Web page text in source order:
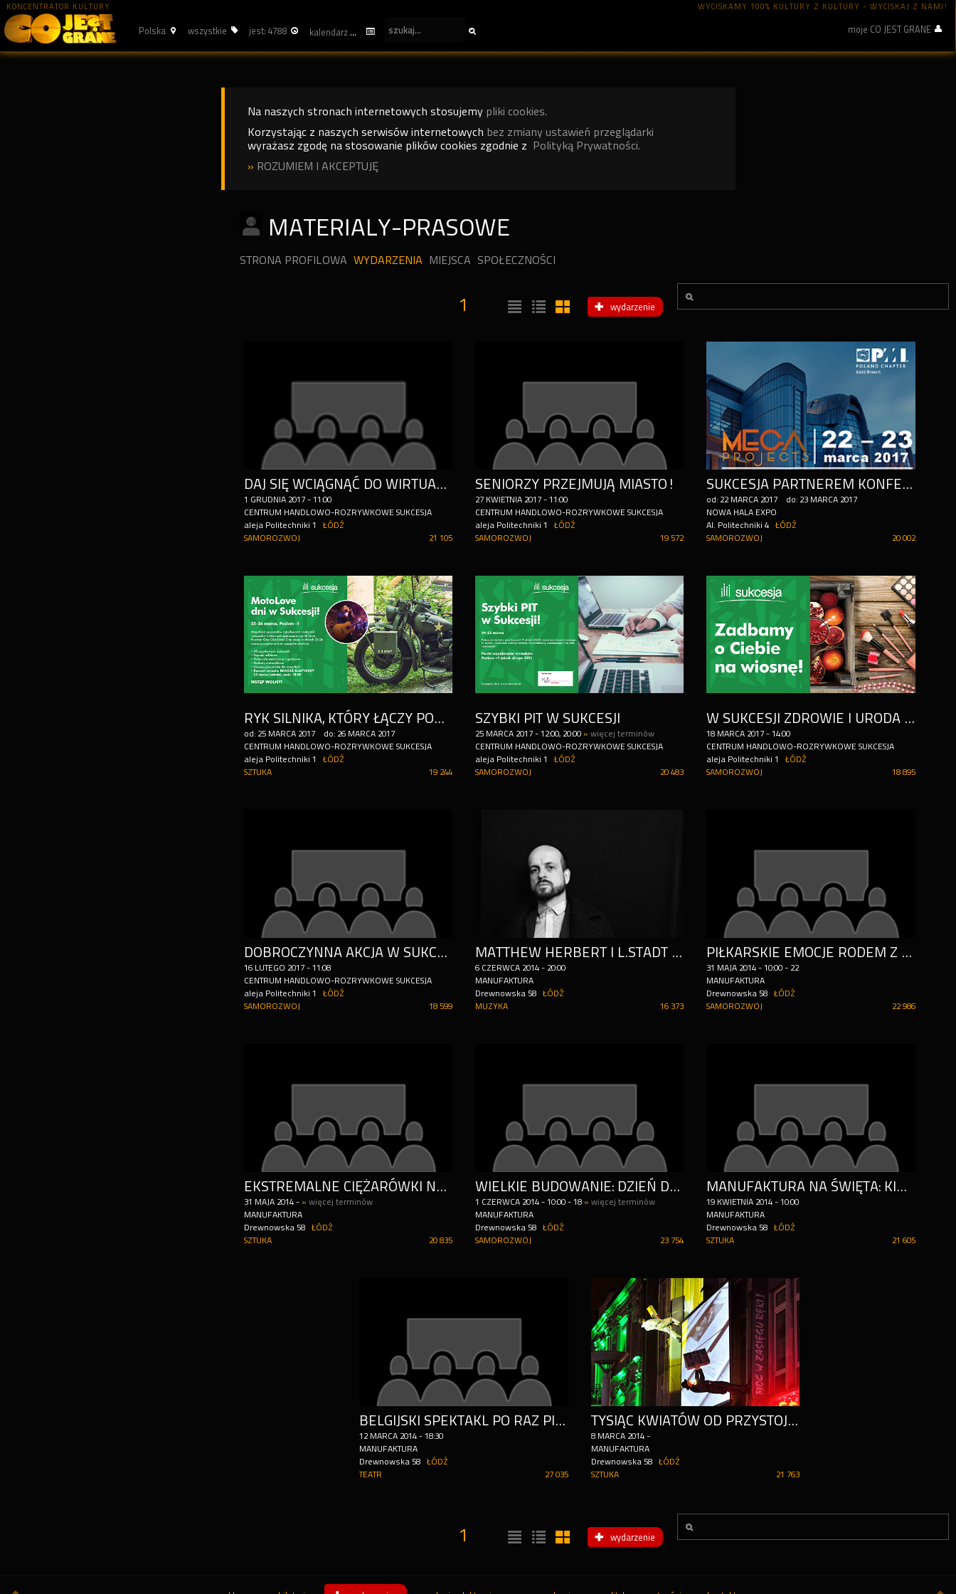
KONCENTRATOR KULTURY WYCISKAMY 100% KULTURY Z KULTURY - WYCISKAJ Z NAMI!
Polska wszystkie jest: 4788 kalendarz moje CO JEST GRANE
Na naszych stronach internetowych stosujemy pliki cookies.
Korzystając z naszych serwisów internetowych bez zmiany ustawień przeglądarki
wyrażasz zgodę na stosowanie plików cookies zgodnie z Polityką Prywatności.
» ROZUMIEM I AKCEPTUJĘ
MATERIALY-PRASOWE
STRONA PROFILOWA WYDARZENIA MIEJSCA SPOŁECZNOŚCI
wydarzenie
1
DAJ SIĘ WCIĄGNĄĆ DO WIRTUALNEGO ŚWIATA! WARSZTATY DLA SENIORÓW I ORGANIZACJI POZARZĄDOWYCH W SUKCESJI!
1 GRUDNIA 2017 - 11:00
CENTRUM HANDLOWO-ROZRYWKOWE SUKCESJA
aleja Politechniki 1
ŁÓDŹ
21 105
SAMOROZWOJ
SENIORZY PRZEJMUJĄ MIASTO!
27 KWIETNIA 2017 - 11:00
CENTRUM HANDLOWO-ROZRYWKOWE SUKCESJA
aleja Politechniki 1
ŁÓDŹ
19 572
SAMOROZWOJ
SUKCESJA PARTNEREM KONFERENCJI MEGA PROJECTS
od: 22 MARCA 2017 do: 23 MARCA 2017
NOWA HALA EXPO
Al. Politechniki 4
ŁÓDŹ
20 002
SAMOROZWOJ
RYK SILNIKA, KTÓRY ŁĄCZY POKOLENIA - MOTOLOVE DNI W SUKCESJI
od: 25 MARCA 2017 do: 26 MARCA 2017
CENTRUM HANDLOWO-ROZRYWKOWE SUKCESJA
aleja Politechniki 1
ŁÓDŹ
19 244
SZTUKA
SZYBKI PIT W SUKCESJI
25 MARCA 2017 - 12:00, 20:00» więcej terminów
CENTRUM HANDLOWO-ROZRYWKOWE SUKCESJA
aleja Politechniki 1
ŁÓDŹ
20 483
SAMOROZWOJ
W SUKCESJI ZDROWIE I URODA CHODZĄ PARAMI
18 MARCA 2017 -14:00
CENTRUM HANDLOWO-ROZRYWKOWE SUKCESJA
aleja Politechniki 1
ŁÓDŹ
18 895
SAMOROZWOJ
DOBROCZYNNA AKCJA W SUKCESJI. FUNDACJA C&A PRZEKAZUJE 10 000 EURO FUNDACJI GAJUSZ
16 LUTEGO 2017 - 11:08
CENTRUM HANDLOWO-ROZRYWKOWE SUKCESJA
aleja Politechniki 1
ŁÓDŹ
18 599
SAMOROZWOJ
MATTHEW HERBERT I L.STADT NA RYNKU MANUFAKTURY
6 CZERWCA 2014 - 20:00
MANUFAKTURA
Drewnowska 58
ŁÓDŹ
16 373
MUZYKA
PIŁKARSKIE EMOCJE RODEM Z WŁOCH - MILAN DAY W MANUFAKTURZE
31 MAJA 2014 -10:00 - 22
MANUFAKTURA
Drewnowska 58
ŁÓDŹ
22 986
SAMOROZWOJ
EKSTREMALNE CIĘŻARÓWKI NA RYNKU MANUFAKTURY
31 MAJA 2014 - » więcej terminów
MANUFAKTURA
Drewnowska 58
ŁÓDŹ
20 835
SZTUKA
WIELKIE BUDOWANIE: DZIEŃ DZIECKA W MIASTECZKU LEGO
1 CZERWCA 2014 - 10:00 - 18» więcej terminów
MANUFAKTURA
Drewnowska 58
ŁÓDŹ
23 754
SAMOROZWOJ
MANUFAKTURA NA ŚWIĘTA: KINO, TEATR, A MOŻE AKTYWNY WYPOCZYNEK?
19 KWIETNIA 2014 -10:00
MANUFAKTURA
Drewnowska 58
ŁÓDŹ
21 605
SZTUKA
BELGIJSKI SPEKTAKL PO RAZ PIERWSZY W POLSCE „LE PONT” W TEATRZE MAŁYM
12 MARCA 2014 -18:30
MANUFAKTURA
Drewnowska 58
ŁÓDŹ
27 035
TEATR
TYSIĄC KWIATÓW OD PRZYSTOJNYCH KASKADERÓW. DZIEŃ KOBIET W MANUFAKTURZE
8 MARCA 2014 -
MANUFAKTURA
Drewnowska 58
ŁÓDŹ
21 763
SZTUKA
wydarzenie
1